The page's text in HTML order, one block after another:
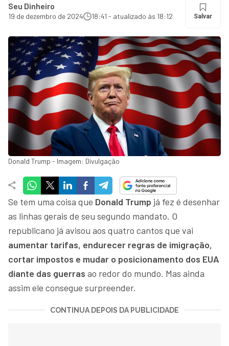
Seu Dinheiro
19 de dezembro de 2024 18:41 - atualizado às 18:12 Salvar
Donald Trump - Imagem: Divulgação
Se tem uma coisa que Donald Trump já fez é desenhar
as linhas gerais de seu segundo mandato. O
republicano já avisou aos quatro cantos que vai
aumentar tarifas, endurecer regras de imigração,
cortar impostos e mudar o posicionamento dos EUA
diante das guerras ao redor do mundo. Mas ainda
assim ele consegue surpreender.
CONTINUA DEPOIS DA PUBLICIDADE